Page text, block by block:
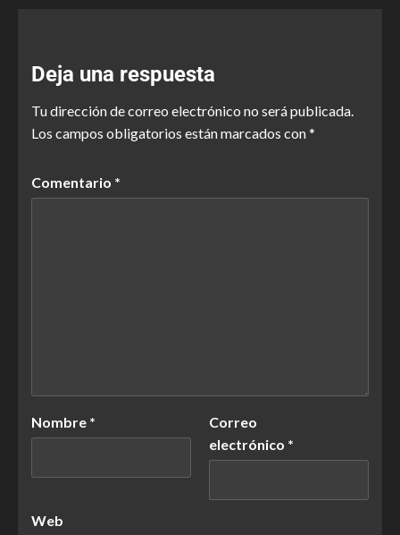
Deja una respuesta
Tu dirección de correo electrónico no será publicada.
Los campos obligatorios están marcados con*
Comentario *
Nombre *
Correo
electrónico *
Web